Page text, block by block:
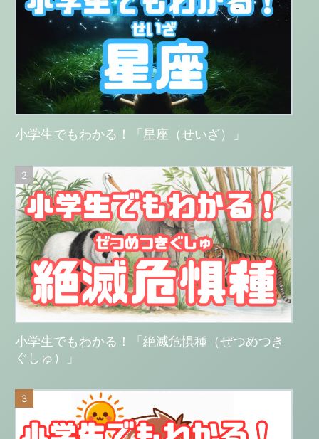
小学生でもわかる！「星座（せいざ）」
小学生でもわかる！「絶滅危惧種（ぜつめつき
ぐしゅ）」